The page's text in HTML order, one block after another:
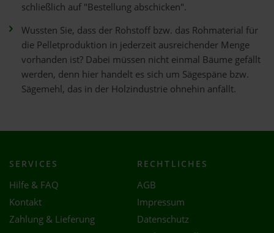
schließlich auf "Bestellung abschicken".
Wussten Sie, dass der Rohstoff bzw. das Rohmaterial für
die Pelletproduktion in jederzeit ausreichender Menge
vorhanden ist? Dabei müssen nicht einmal Bäume gefällt
werden, denn hier handelt es sich um Sägespäne bzw.
Sägemehl, das in der Holzindustrie ohnehin anfällt.
SERVICES
Hilfe & FAQ
Kontakt
Zahlung & Lieferung
RECHTLICHES
AGB
Impressum
Datenschutz